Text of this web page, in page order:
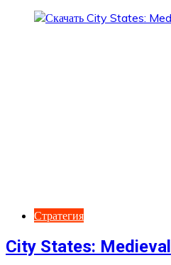
Стратегия
City States: Medieval